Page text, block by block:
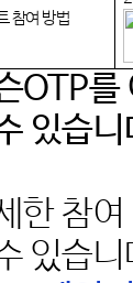
참여 방법
OTP를
있습
한 참여
있습니